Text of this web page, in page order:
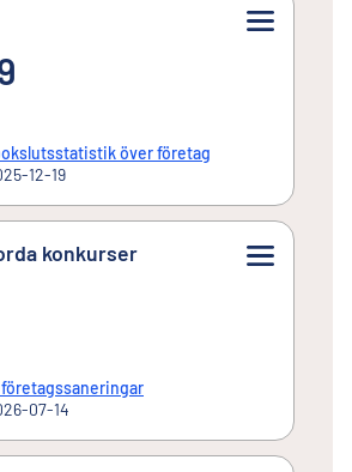
över företag
12-19
konkurser
07-14